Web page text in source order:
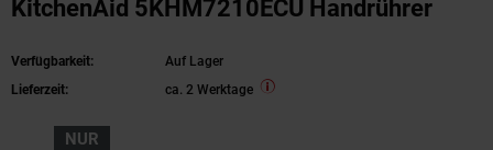
KitchenAid 5KHM7210ECU Handrührer
Verfügbarkeit:
Auf Lager
Lieferzeit:
ca. 2 Werktage
NUR